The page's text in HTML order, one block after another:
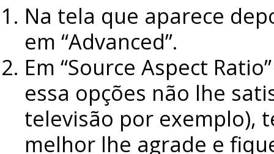
Na tela que aparece
em “Advanced”.
Em “Source Aspect
essa opções não lhe
televisão por exemplo),
melhor lhe agrade e